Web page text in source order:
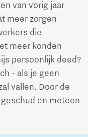
van vorig jaar
meer zorgen
die
meer konden
persoonlijk deed?
- als je geen
vallen. Door de
en meteen